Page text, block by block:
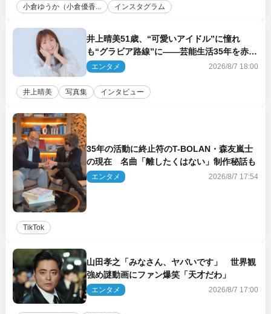
小倉ゆうか（小倉優香... インスタグラム
井上晴美51歳、“可愛いアイドル”に憧れ
も“グラビア路線”に――芸能生活35年を赤
裸々に語る 27年ぶりに写真集発売
エンタメ 2026/8/7 18:00
井上晴美 写真集 インタビュー
35年の活動に終止符のT-BOLAN・森友嵐士
の現在 名曲「離したくはない」制作秘話も
エンタメ 2026/8/7 17:54
TikTok
山田孝之「みなさん、ヤバいです」 世界観
強め謎動画にファン爆笑「天才だわ」
エンタメ 2026/8/7 17:00